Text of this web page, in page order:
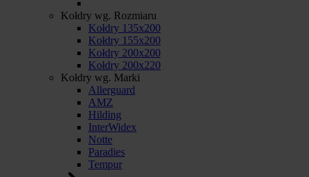
Kołdry wg. Rozmiaru
Kołdry 135x200
Kołdry 155x200
Kołdry 200x200
Kołdry 200x220
Kołdry wg. Marki
Allerguard
AMZ
Hilding
InterWidex
Notte
Paradies
Tempur